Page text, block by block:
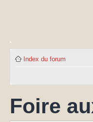
Index du forum
Foire